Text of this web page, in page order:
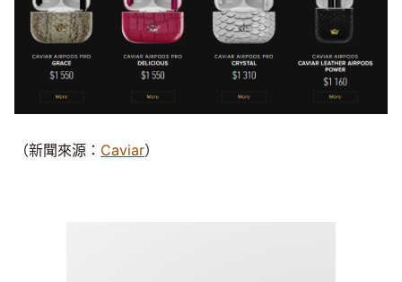
（新聞來源： Caviar）